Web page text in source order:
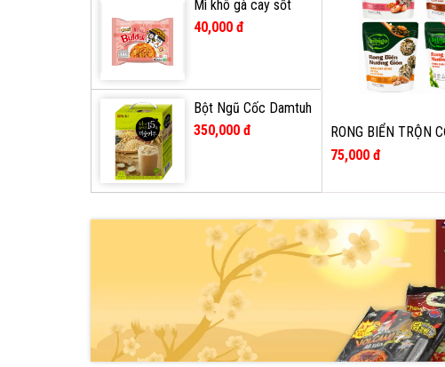
Mì khô gà cay sốt
hoa hồng Samyang
40,000 đ
Bột Ngũ Cốc Damtuh
15 Loại Hạt Hàn
350,000 đ
RONG BIỂN TRỘN
BÔNG BIBIGO CJ
75,000 đ